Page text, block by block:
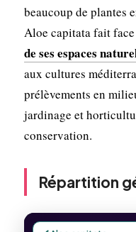
beaucoup de plantes
Aloe capitata fait
de ses espaces
aux cultures
prélèvements en
jardinage et
conservation.
Répartition